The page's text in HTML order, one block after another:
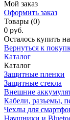
Мой заказ
Оформить заказ
Товары (0)
0 руб.
Осталось купить на
Вернуться к
Каталог
Каталог
Защитные пленки
Защитные стекла
Внешние
Кабели, разъемы,
Чехлы для
Наушники и